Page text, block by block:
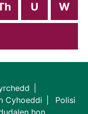
U W
Cyhoeddi
Polisi